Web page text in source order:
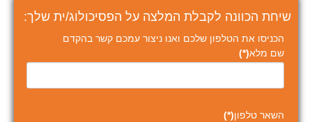
שיחת הכוונה לקבלת המלצה על הפסיכולוג/ית שלך:
הכניסו את הטלפון שלכם ואנו ניצור עמכם קשר בהקדם
שם מלא(*)
השאר טלפון(*)